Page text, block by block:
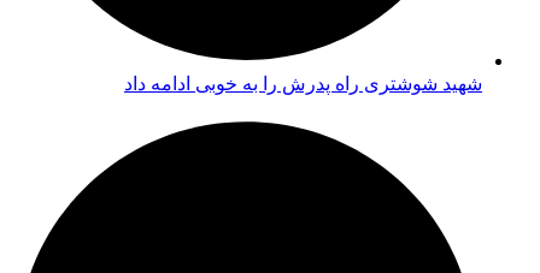
شهید شوشتری راه پدرش را به خوبی ادامه داد